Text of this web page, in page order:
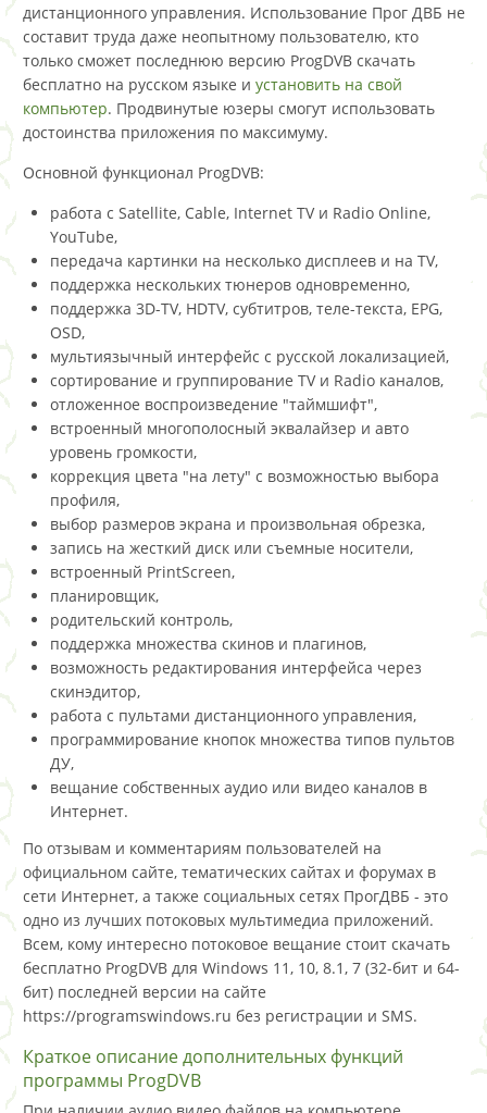
дистанционного управления. Использование Прог ДВБ не
составит труда даже неопытному пользователю, кто
только сможет последнюю версию ProgDVB скачать
бесплатно на русском языке и установить на свой
компьютер. Продвинутые юзеры смогут использовать
достоинства приложения по максимуму.
Основной функционал ProgDVB:
работа с Satellite, Cable, Internet TV и Radio Online,
YouTube,
передача картинки на несколько дисплеев и на TV,
поддержка нескольких тюнеров одновременно,
поддержка 3D-TV, HDTV, субтитров, теле-текста, EPG,
OSD,
мультиязычный интерфейс с русской локализацией,
сортирование и группирование TV и Radio каналов,
отложенное воспроизведение "таймшифт",
встроенный многополосный эквалайзер и авто
уровень громкости,
коррекция цвета "на лету" с возможностью выбора
профиля,
выбор размеров экрана и произвольная обрезка,
запись на жесткий диск или съемные носители,
встроенный PrintScreen,
планировщик,
родительский контроль,
поддержка множества скинов и плагинов,
возможность редактирования интерфейса через
скинэдитор,
работа с пультами дистанционного управления,
программирование кнопок множества типов пультов
ДУ,
вещание собственных аудио или видео каналов в
Интернет.
По отзывам и комментариям пользователей на
официальном сайте, тематических сайтах и форумах в
сети Интернет, а также социальных сетях ПрогДВБ - это
одно из лучших потоковых мультимедиа приложений.
Всем, кому интересно потоковое вещание стоит скачать
бесплатно ProgDVB для Windows 11, 10, 8.1, 7 (32-бит и 64-
бит) последней версии на сайте
https://programswindows.ru без регистрации и SMS.
Краткое описание дополнительных функций
программы ProgDVB